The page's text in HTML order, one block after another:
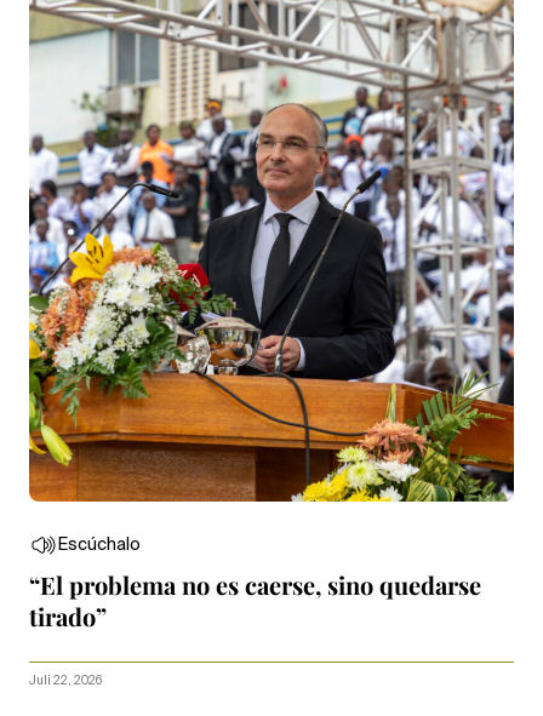
Escúchalo
“El problema no es caerse, sino quedarse
tirado”
Juli 22, 2026